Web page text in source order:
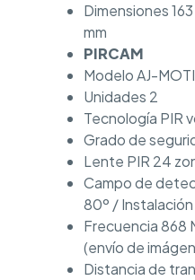
Dimensiones 163
mm
PIRCAM
Modelo AJ-
Unidades 2
Tecnología PIR
Grado de
Lente PIR 24
Campo de
80º /
Frecuencia 868
(envío de
Distancia de